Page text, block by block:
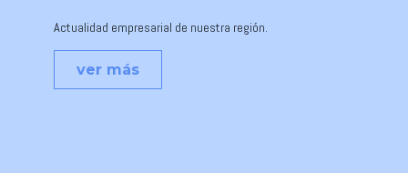
Actualidad empresarial de nuestra región.
ver más